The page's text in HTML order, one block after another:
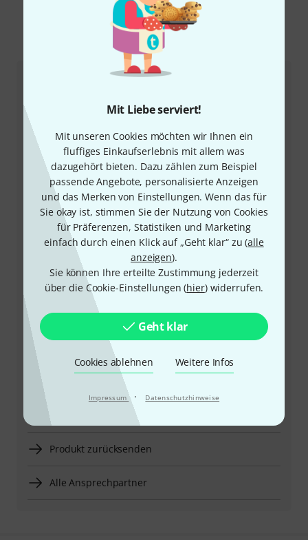
Mit Liebe serviert!
Mit unseren Cookies möchten wir Ihnen ein
fluffiges Einkaufserlebnis mit allem was
dazugehört bieten. Dazu zählen zum Beispiel
passende Angebote, personalisierte Anzeigen
und das Merken von Einstellungen. Wenn das für
Sie okay ist, stimmen Sie der Nutzung von Cookies
für Präferenzen, Statistiken und Marketing
einfach durch einen Klick auf „Geht klar“ zu (alle
anzeigen).
Sie können Ihre erteilte Zustimmung jederzeit
über die Cookie-Einstellungen (hier) widerrufen.
Geht klar
Cookies ablehnen Weitere Infos
Impressum · Datenschutzhinweise
So erreichen Sie uns
+43-13850157
Unser Thomann Team Kundenservice steht Ihnen bei
allen Fragen und Problemen nach dem Kauf zur Seite.
Kundennummer bereithalten
Öffnungszeiten
Rückruf vereinbaren
Mehr Kontaktoptionen
Produkt zurücksenden
Alle Ansprechpartner